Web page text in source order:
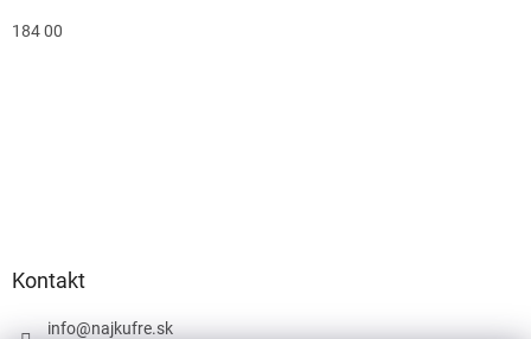
184 00
Kontakt
info@najkufre.sk